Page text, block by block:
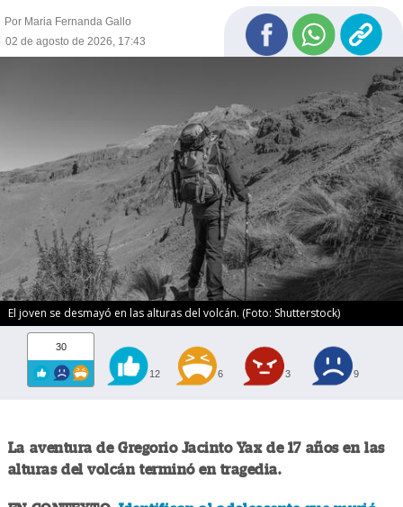
Por Maria Fernanda Gallo
02 de agosto de 2026, 17:43
El joven se desmayó en las alturas del volcán. (Foto: Shutterstock)
30
12 6 3 9
La aventura de Gregorio Jacinto Yax de 17 años en las
alturas del volcán terminó en tragedia.